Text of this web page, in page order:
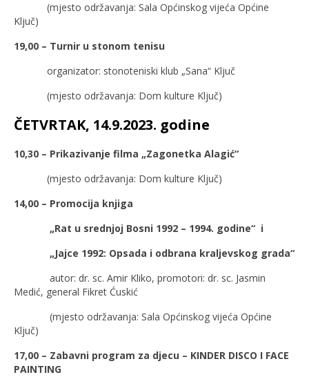
(mjesto održavanja: Sala Općinskog vijeća Općine
Ključ)
19,00 – Turnir u stonom tenisu
organizator: stonoteniski klub „Sana“ Ključ
(mjesto održavanja: Dom kulture Ključ)
ČETVRTAK, 14.9.2023. godine
10,30 – Prikazivanje filma „Zagonetka Alagić“
(mjesto održavanja: Dom kulture Ključ)
14,00 – Promocija knjiga
„Rat u srednjoj Bosni 1992 – 1994. godine“ i
„Jajce 1992: Opsada i odbrana kraljevskog grada“
autor: dr. sc. Amir Kliko, promotori: dr. sc. Jasmin
Medić, general Fikret Ćuskić
(mjesto održavanja: Sala Općinskog vijeća Općine
Ključ)
17,00 – Zabavni program za djecu – KINDER DISCO I FACE
PAINTING